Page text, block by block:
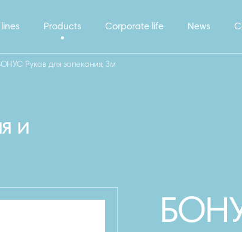
Products Corporate life News
Рукав для запекания, 3м
и